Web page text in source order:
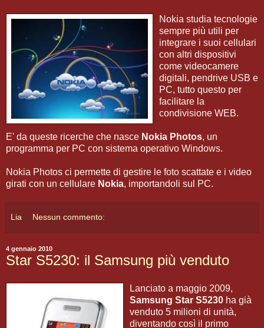
Nokia studia tecnologie
sempre più utili per
integrare i suoi cellulari
con altri dispositivi
come videocamere
digitali, pendrive USB e
PC, tutto questo per
facilitare la
condivisione WEB.
E' da queste ricerche che nasce Nokia Photos, un
programma per PC con sistema operativo Windows.
Nokia Photos ci permette di gestire le foto scattate e i video
girati con un cellulare Nokia, importandoli sul PC.
Lia Nessun commento:
4 gennaio 2010
Star S5230: il Samsung più venduto
Lanciato a maggio 2009,
Samsung Star S5230 ha già
venduto 5 milioni di unità,
diventando così il primo